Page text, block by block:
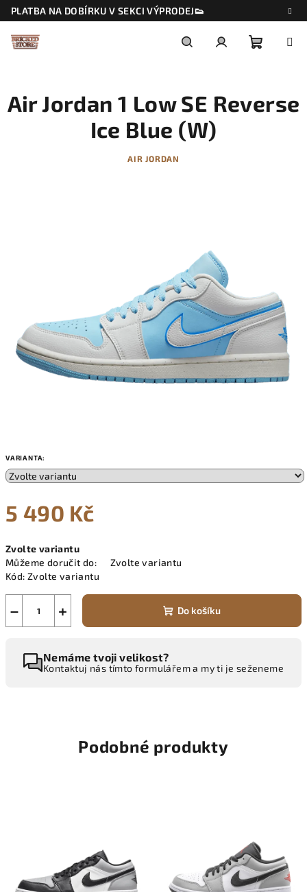
Přejít
na
obsah
PLATBA NA DOBÍRKU V SEKCI VÝPRODEJ👟
košík
VARIANTA:
5 490 Kč
cena:
Zvolte variantu
Můžeme doručit do:
Zvolte variantu
Kód: Zvolte variantu
+
− Do košíku
Nemáme tvoji velikost?
Kontaktuj nás tímto formulářem a my ti je seženeme
Air Jordan 1 Low SE Reverse
Ice Blue (W)
AIR JORDAN
Podobné produkty